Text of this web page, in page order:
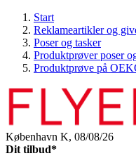
Start
Reklameartikler og
Poser og tasker
Produktprøver poser
Produktprøve på
København K, 08/08/26
Dit tilbud*